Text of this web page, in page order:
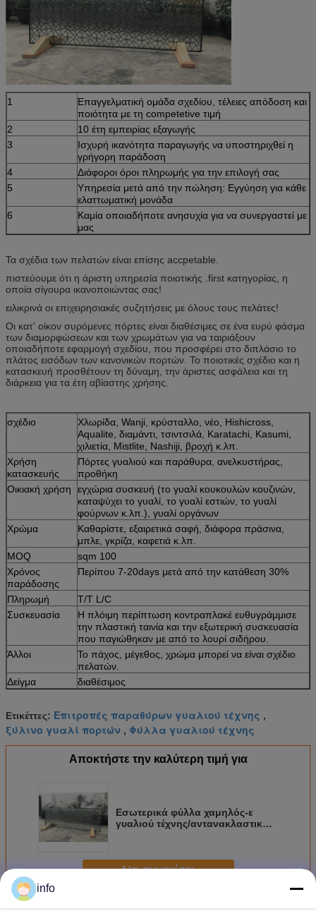
1
Επαγγελματική ομάδα σχεδίου, τέλειες απόδοση και
ποιότητα με τη competetive τιμή
2
10 έτη εμπειρίας εξαγωγής
3
Ισχυρή ικανότητα παραγωγής να υποστηριχθεί η
γρήγορη παράδοση
4
Διάφοροι όροι πληρωμής για την επιλογή σας
5
Υπηρεσία μετά από την πώληση: Εγγύηση για κάθε
ελαττωματική μονάδα
6
Καμία οποιαδήποτε ανησυχία για να συνεργαστεί με
μας
Τα σχέδια των πελατών είναι επίσης accpetable.
πιστεύουμε ότι η άριστη υπηρεσία ποιοτικής .first κατηγορίας, η
οποία σίγουρα ικανοποιώντας σας!
ειλικρινά οι επιχειρησιακές συζητήσεις με όλους τους πελάτες!
Οι κατ' οίκον συρόμενες πόρτες είναι διαθέσιμες σε ένα ευρύ φάσμα
των διαμορφώσεων και των χρωμάτων για να ταιριάξουν
οποιαδήποτε εφαρμογή σχεδίου, που προσφέρει στο διπλάσιο το
πλάτος εισόδων των κανονικών πορτών. Το ποιοτικές σχέδιο και η
κατασκευή προσθέτουν τη δύναμη, την άριστες ασφάλεια και τη
διάρκεια για τα έτη αβίαστης χρήσης.
σχέδιο
Χλωρίδα, Wanji, κρύσταλλο, νέο, Hishicross,
Aqualite, διαμάντι, τσιντσιλά, Karatachi, Kasumi,
χιλιετία, Mistlite, Nashiji, βροχή κ.λπ.
Χρήση
κατασκευής
Πόρτες γυαλιού και παράθυρα, ανελκυστήρας,
προθήκη
Οικιακή χρήση
εγχώρια συσκευή (το γυαλί κουκουλών κουζινών,
καταψύχει το γυαλί, το γυαλί εστιών, το γυαλί
φούρνων κ.λπ.), γυαλί οργάνων
Χρώμα
Καθαρίστε, εξαιρετικά σαφή, διάφορα πράσινα,
μπλε, γκρίζα, καφετιά κ.λπ.
MOQ
sqm 100
Χρόνος
παράδοσης
Περίπου 7-20days μετά από την κατάθεση 30%
Πληρωμή
T/T L/C
Συσκευασία
Η πλόιμη περίπτωση κοντραπλακέ ευθυγράμμισε
την πλαστική ταινία και την εξωτερική συσκευασία
που παγιώθηκαν με από το λουρί σιδήρου.
Άλλοι
Το πάχος, μέγεθος, χρώμα μπορεί να είναι σχέδιο
πελατών.
Δείγμα
διαθέσιμος
Ετικέττες: Επιτροπές παραθύρων γυαλιού τέχνης ,
ξύλινο γυαλί πορτών , Φύλλα γυαλιού τέχνης
Αποκτήστε την καλύτερη τιμή για
Εσωτερικά φύλλα χαμηλός-ε
γυαλιού τέχνης/αντανακλαστικός/
Να συνεχίσει
ΠερισσότεροιΕπιτροπές γυαλιού τέχνης
info